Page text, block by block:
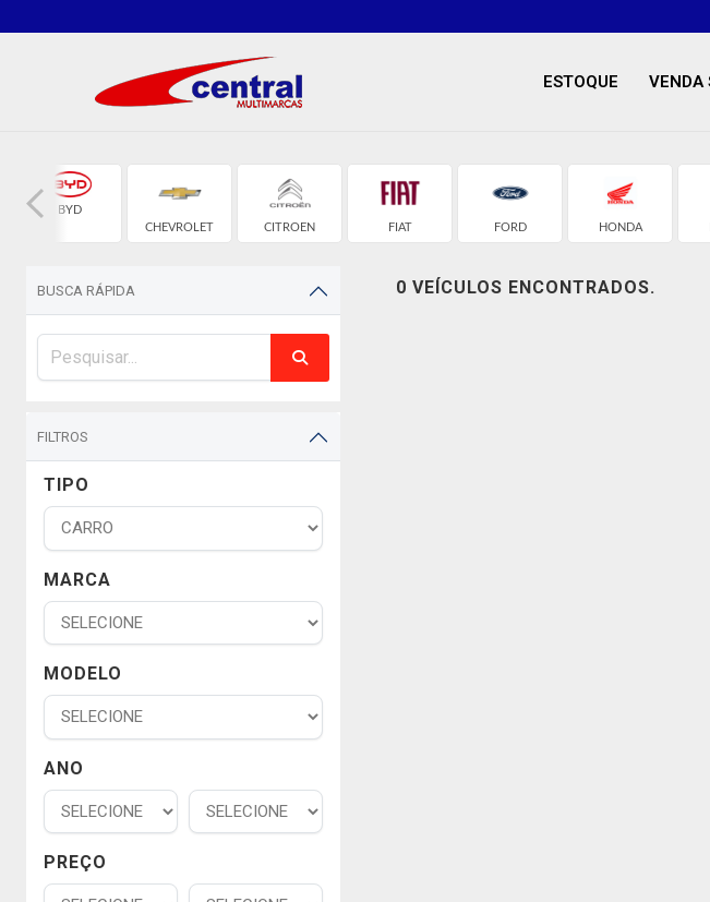
ESTOQUE VENDA
BYD
CHEVROLET
CITROEN FIAT FORD HONDA
BUSCA RÁPIDA
FILTROS
TIPO
MARCA
MODELO
ANO
PREÇO
0 VEÍCULOS ENCONTRADOS.